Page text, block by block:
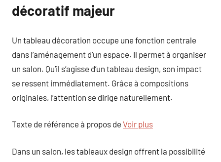
décoratif majeur
Un tableau décoration occupe une fonction centrale
dans l’aménagement d’un espace. Il permet à organiser
un salon. Qu’il s’agisse d’un tableau design, son impact
se ressent immédiatement. Grâce à compositions
originales, l’attention se dirige naturellement.
Texte de référence à propos de Voir plus
Dans un salon, les tableaux design offrent la possibilité